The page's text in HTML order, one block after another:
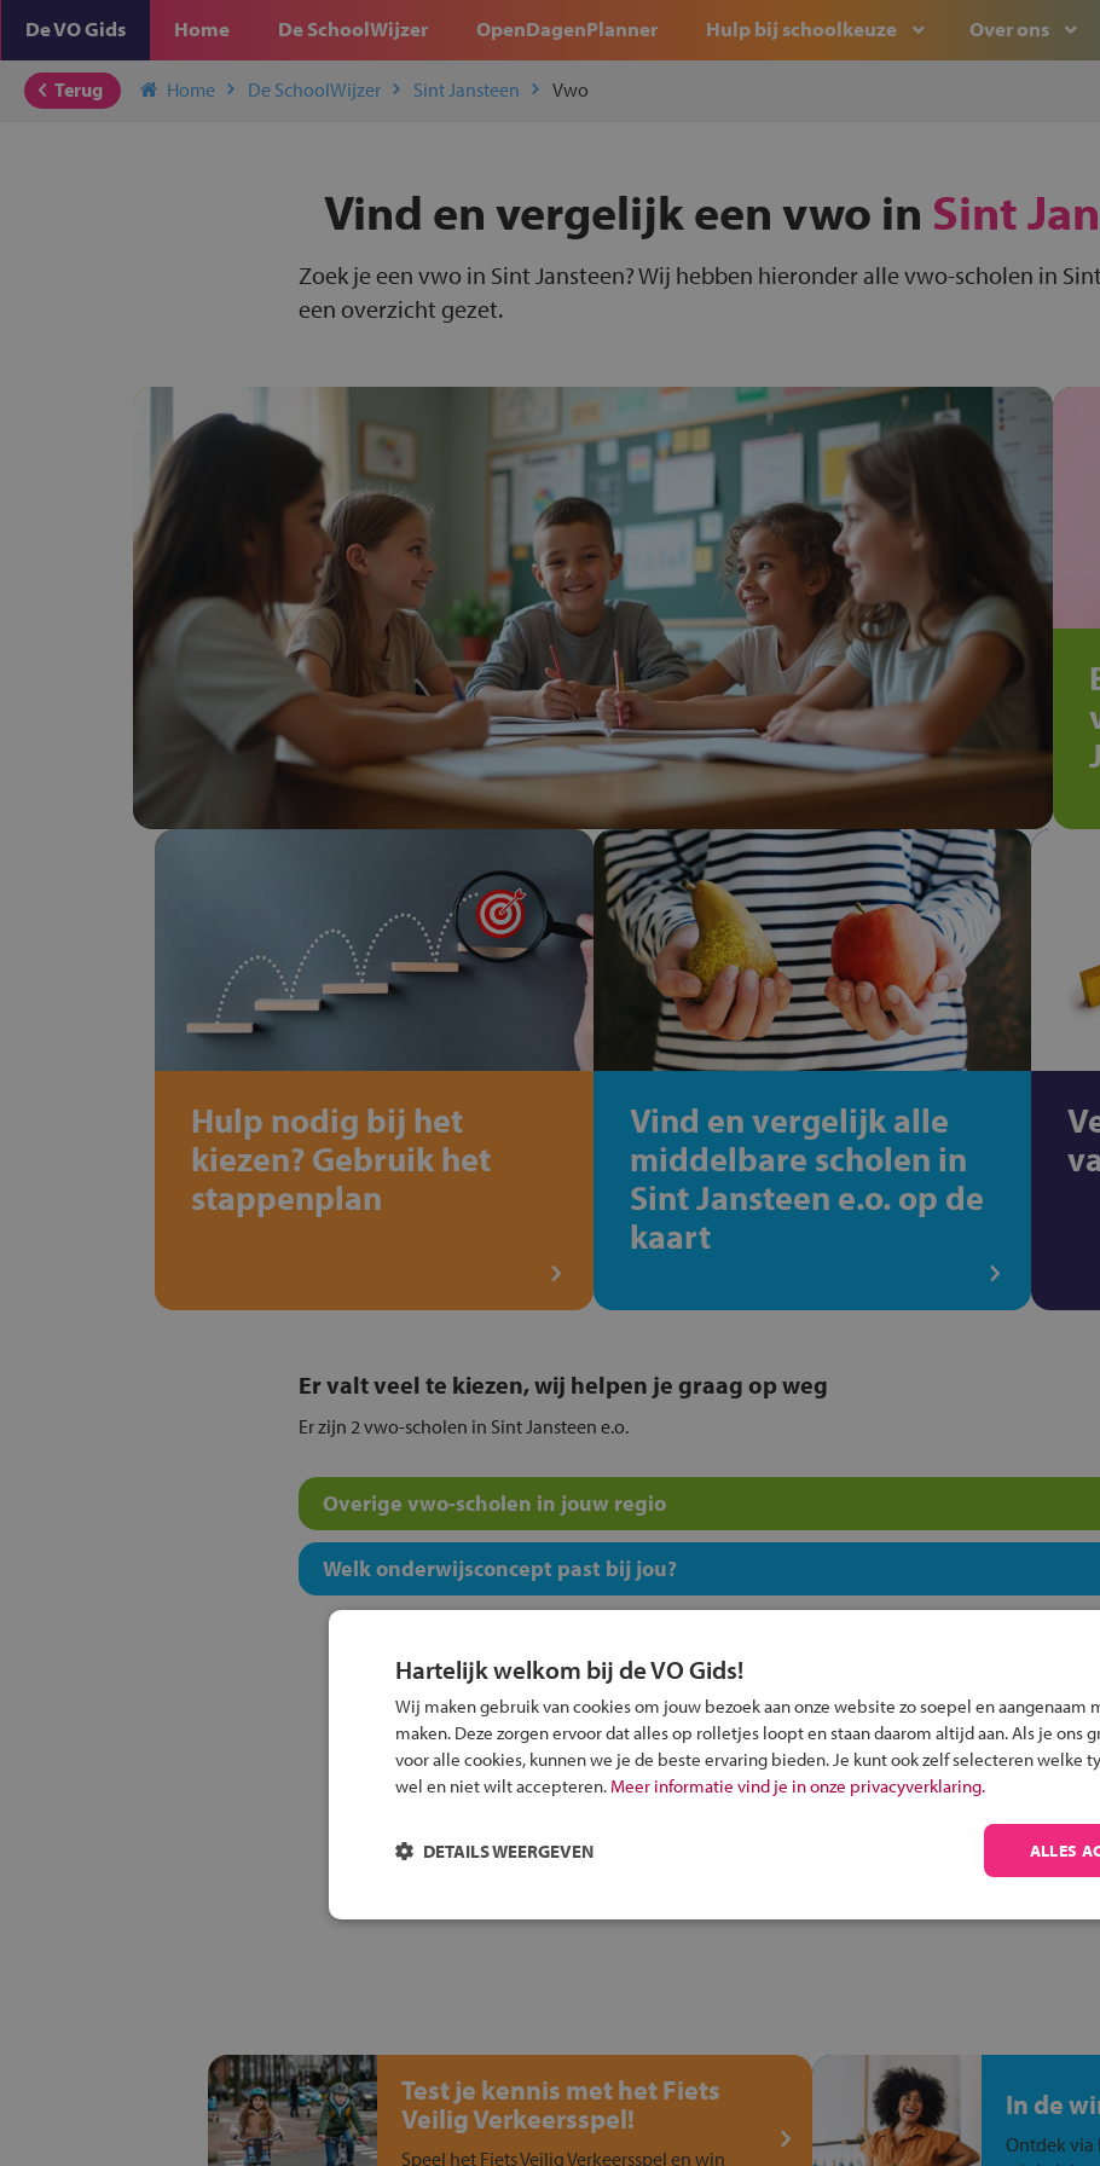
De VO Gids Home De SchoolWijzer OpenDagenPlanner Hulp bij schoolkeuze Over ons
Terug Home De SchoolWijzer Sint Jansteen Vwo
Vind en vergelijk een vwo in Sint
Zoek je een vwo in Sint Jansteen? Wij hebben hieronder alle vwo-scholen in
een overzicht gezet.
Hulp nodig bij het
kiezen? Gebruik het
stappenplan
Vind en vergelijk alle
middelbare scholen in
Sint Jansteen e.o. op de
kaart
Er valt veel te kiezen, wij helpen je graag op weg
Er zijn 2 vwo-scholen in Sint Jansteen e.o.
Overige vwo-scholen in jouw regio
Welk onderwijsconcept past bij jou?
Inschrijven?
Alle informatie om je kind aan te melden bij
Test je kennis met het Fiets
Veilig Verkeersspel!
Speel het Fiets Veilig Verkeersspel en win
In de
Ontdek via
Hartelijk welkom bij de VO Gids!
Wij maken gebruik van cookies om jouw bezoek aan onze website zo soepel en aangenaam
maken. Deze zorgen ervoor dat alles op rolletjes loopt en staan daarom altijd aan. Als je ons
voor alle cookies, kunnen we je de beste ervaring bieden. Je kunt ook zelf selecteren welke
wel en niet wilt accepteren. Meer informatie vind je in onze privacyverklaring.
ALLES
DETAILS WEERGEVEN